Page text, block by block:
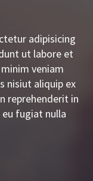
adipisicing
ut labore et
veniam
nisiut aliquip ex
reprehenderit in
fugiat nulla